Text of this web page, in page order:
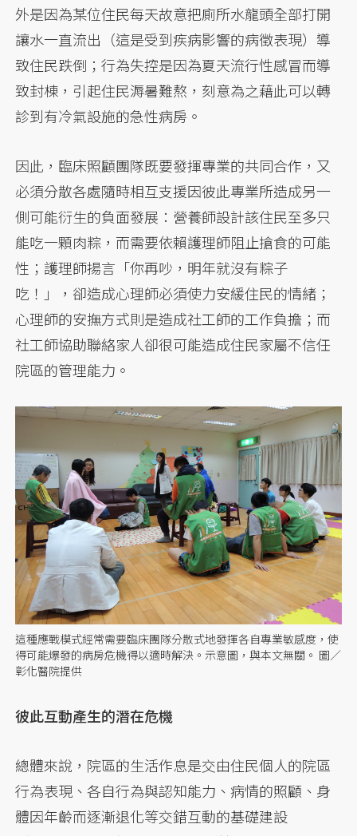
外是因為某位住民每天故意把廁所水龍頭全部打開
讓水一直流出（這是受到疾病影響的病徵表現）導
致住民跌倒；行為失控是因為夏天流行性感冒而導
致封棟，引起住民溽暑難熬，刻意為之藉此可以轉
診到有冷氣設施的急性病房。
因此，臨床照顧團隊既要發揮專業的共同合作，又
必須分散各處隨時相互支援因彼此專業所造成另一
側可能衍生的負面發展：營養師設計該住民至多只
能吃一顆肉粽，而需要依賴護理師阻止搶食的可能
性；護理師揚言「你再吵，明年就沒有粽子
吃！」，卻造成心理師必須使力安緩住民的情緒；
心理師的安撫方式則是造成社工師的工作負擔；而
社工師協助聯絡家人卻很可能造成住民家屬不信任
院區的管理能力。
這種應戰模式經常需要臨床團隊分散式地發揮各自專業敏感度，使
得可能爆發的病房危機得以適時解決。示意圖，與本文無關。 圖／
彰化醫院提供
彼此互動產生的潛在危機
總體來說，院區的生活作息是交由住民個人的院區
行為表現、各自行為與認知能力、病情的照顧、身
體因年齡而逐漸退化等交錯互動的基礎建設